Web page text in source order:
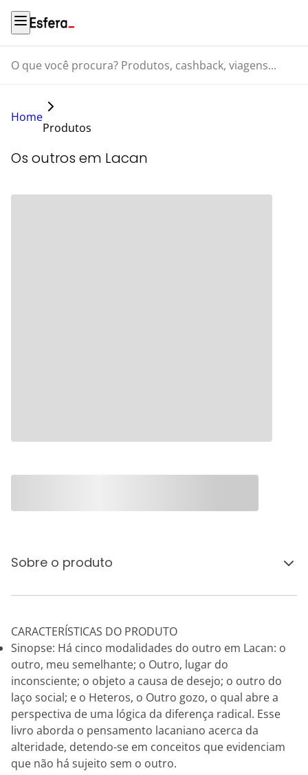
O que você procura? Produtos, cashback, viagens...
Home
Produtos
Os outros em Lacan
Sobre o produto
CARACTERÍSTICAS DO PRODUTO
Sinopse: Há cinco modalidades do outro em Lacan: o
outro, meu semelhante; o Outro, lugar do
inconsciente; o objeto a causa de desejo; o outro do
laço social; e o Heteros, o Outro gozo, o qual abre a
perspectiva de uma lógica da diferença radical. Esse
livro aborda o pensamento lacaniano acerca da
alteridade, detendo-se em conceitos que evidenciam
que não há sujeito sem o outro.